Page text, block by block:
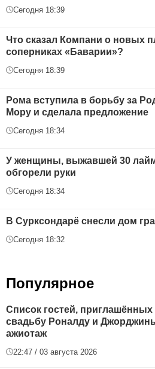
Сегодня 18:39
Что сказал Компани о новых
соперниках «Баварии»?
Сегодня 18:39
Рома вступила в борьбу за
Мору и сделала предложение
Сегодня 18:34
У женщины, выжавшей 30
обгорели руки
Сегодня 18:34
В Сурксондарё снесли дом
Сегодня 18:32
Популярное
Список гостей, приглашённых
свадьбу Роналду и
ажиотаж
22:47 / 03 августа 2026